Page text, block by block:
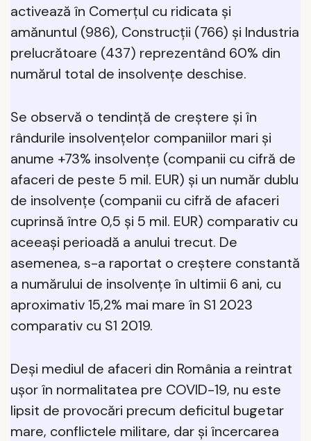
activează în Comerțul cu ridicata și
amănuntul (986), Construcții (766) și Industria
prelucrătoare (437) reprezentând 60% din
numărul total de insolvențe deschise.
Se observă o tendință de creștere și în
rândurile insolvențelor companiilor mari și
anume +73% insolvențe (companii cu cifră de
afaceri de peste 5 mil. EUR) și un număr dublu
de insolvențe (companii cu cifră de afaceri
cuprinsă între 0,5 și 5 mil. EUR) comparativ cu
aceeași perioadă a anului trecut. De
asemenea, s-a raportat o creștere constantă
a numărului de insolvențe în ultimii 6 ani, cu
aproximativ 15,2% mai mare în S1 2023
comparativ cu S1 2019.
Deși mediul de afaceri din România a reintrat
ușor în normalitatea pre COVID-19, nu este
lipsit de provocări precum deficitul bugetar
mare, conflictele militare, dar și încercarea